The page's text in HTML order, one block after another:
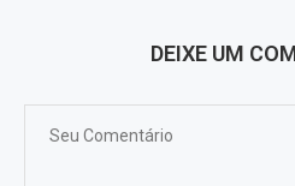
DEIXE UM